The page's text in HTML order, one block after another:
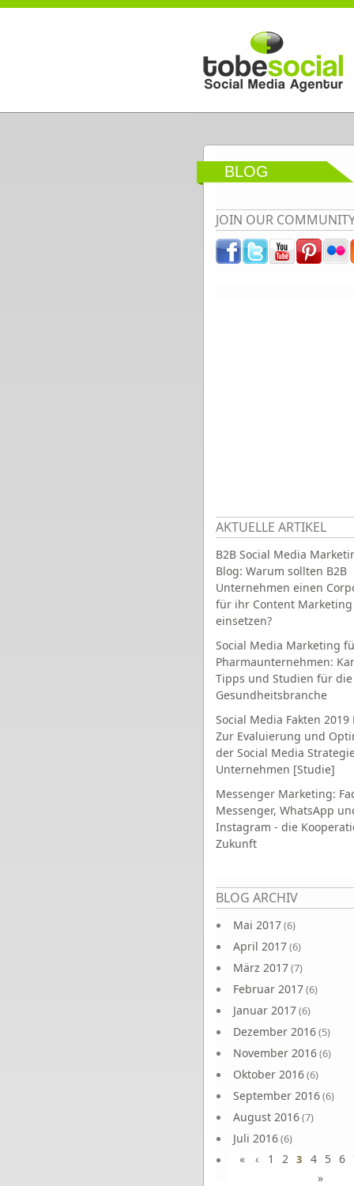
Direkt zum Inhalt
BLOG
JOIN OUR
AKTUELLE ARTIKEL
B2B Social Media
Blog: Warum sollten B2B
Unternehmen einen
für ihr Content Marketing
einsetzen?
Social Media Marketing
Pharmaunternehmen:
Tipps und Studien für die
Gesundheitsbranche
Social Media Fakten 2019
Zur Evaluierung und
der Social Media
Unternehmen [Studie]
Messenger Marketing:
Messenger, WhatsApp
Instagram - die
Zukunft
BLOG ARCHIV
Mai 2017(6)
April 2017(6)
März 2017(7)
Februar 2017(6)
Januar 2017(6)
Dezember 2016(5)
November 2016(6)
Oktober 2016(6)
September 2016(6)
August 2016(7)
Juli 2016(6)
Juni 2016(7)
Seiten
« ‹ 1 2 3 4 5 6
»